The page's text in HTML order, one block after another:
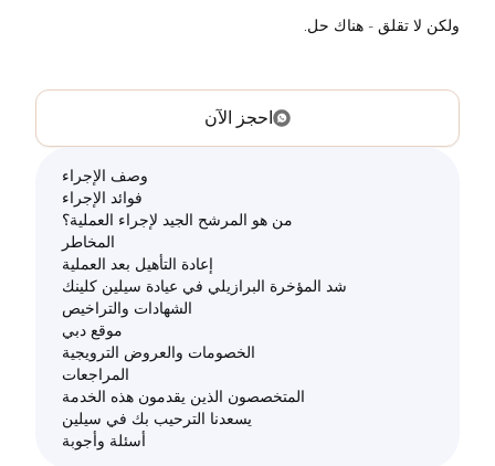
ولكن لا تقلق - هناك حل.
احجز الآن
وصف الإجراء
فوائد الإجراء
من هو المرشح الجيد لإجراء العملية؟
المخاطر
إعادة التأهيل بعد العملية
شد المؤخرة البرازيلي في عيادة سيلين كلينك
الشهادات والتراخيص
موقع دبي
الخصومات والعروض الترويجية
المراجعات
المتخصصون الذين يقدمون هذه الخدمة
يسعدنا الترحيب بك في سيلين
أسئلة وأجوبة